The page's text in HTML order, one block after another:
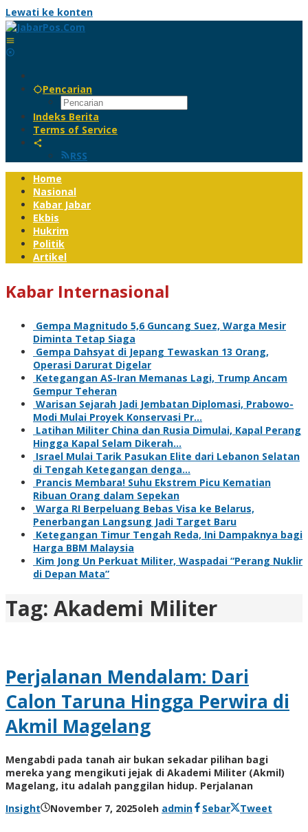
Lewati ke konten
Pencarian
Indeks Berita
Terms of Service
RSS
Home
Nasional
Kabar Jabar
Ekbis
Hukrim
Politik
Artikel
Kabar Internasional
Gempa Magnitudo 5,6 Guncang Suez, Warga Mesir
Diminta Tetap Siaga
Gempa Dahsyat di Jepang Tewaskan 13 Orang,
Operasi Darurat Digelar
Ketegangan AS-Iran Memanas Lagi, Trump Ancam
Gempur Teheran
Warisan Sejarah Jadi Jembatan Diplomasi, Prabowo-
Modi Mulai Proyek Konservasi Pr…
Latihan Militer China dan Rusia Dimulai, Kapal Perang
Hingga Kapal Selam Dikerah…
Israel Mulai Tarik Pasukan Elite dari Lebanon Selatan
di Tengah Ketegangan denga…
Prancis Membara! Suhu Ekstrem Picu Kematian
Ribuan Orang dalam Sepekan
Warga RI Berpeluang Bebas Visa ke Belarus,
Penerbangan Langsung Jadi Target Baru
Ketegangan Timur Tengah Reda, Ini Dampaknya bagi
Harga BBM Malaysia
Kim Jong Un Perkuat Militer, Waspadai “Perang Nuklir
di Depan Mata”
Tag: Akademi Militer
Perjalanan Mendalam: Dari
Calon Taruna Hingga Perwira di
Akmil Magelang
Mengabdi pada tanah air bukan sekadar pilihan bagi
mereka yang mengikuti jejak di Akademi Militer (Akmil)
Magelang, itu adalah panggilan hidup. Perjalanan
Insight
November 7, 2025oleh admin Sebar Tweet